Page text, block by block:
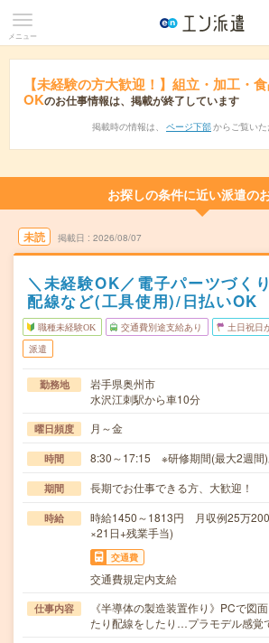
メニュー
【未経験の方大歓迎！】組立・加工・
OKのお仕事情報は、掲載が終了しています
掲載時の情報は、 ページ下部 からご覧いた
お探しの条件に近い派遣の
未読 掲載日 2026/08/07
＼未経験OK／電子パーツづく
配線など(工具使用)/日払いOK
職種未経験OK 交通費別途支給あり 土日祝日
派遣
勤務地
岩手県奥州市
水沢江刺駅から車10分
曜日頻度 月～金
時間 8:30～17:15 ※研修期間(最大2週間)
期間 長期でお仕事できる方、大歓迎！
時給
時給1450～1813円 月収例25万
×21日+残業手当)
交通費
交通費規定内支給
仕事内容
《半導体の製造装置作り》PCで図
たり配線をしたり…プラモデル感覚